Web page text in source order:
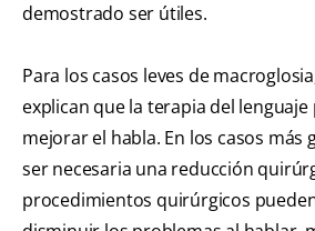
demostrado ser útiles.
Para los casos leves de
explican que la terapia del
mejorar el habla. En los casos más
ser necesaria una reducción
procedimientos quirúrgicos